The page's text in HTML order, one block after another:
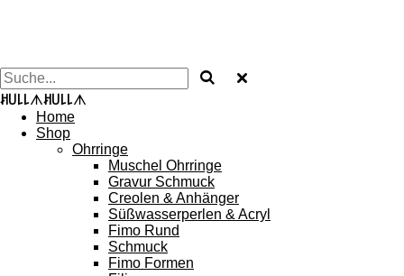
ꎧ꒤꒒꒒ᗑꎧ꒤꒒꒒ᗑ
Home
Shop
Ohrringe
Muschel Ohrringe
Gravur Schmuck
Creolen & Anhänger
Süßwasserperlen & Acryl
Fimo Rund
Schmuck
Fimo Formen